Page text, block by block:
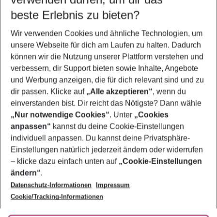
5-8 Nächte
2 Erwachsene Keine Kinder
Mehr Filter anzeigen
Footer
Footer navigation
Über uns
AGB
Bestpreisgarantie
Cookie-Einstellungen ändern
Cookie-Richtlinie
Agenturbetreuung
Barrierefreies Reisen
Folge uns
beste Erlebnis zu bieten?
Wir verwenden Cookies und ähnliche Technologien, um
unsere Webseite für dich am Laufen zu halten. Dadurch
können wir die Nutzung unserer Plattform verstehen und
verbessern, dir Support bieten sowie Inhalte, Angebote
und Werbung anzeigen, die für dich relevant sind und zu
dir passen. Klicke auf „Alle akzeptieren“, wenn du
einverstanden bist. Dir reicht das Nötigste? Dann wähle
„Nur notwendige Cookies“. Unter „Cookies
anpassen“ kannst du deine Cookie-Einstellungen
individuell anpassen. Du kannst deine Privatsphäre-
Einstellungen natürlich jederzeit ändern oder widerrufen
– klicke dazu einfach unten auf „Cookie-Einstellungen
ändern“.
Datenschutz-Informationen
Impressum
Cookie/Tracking-Informationen